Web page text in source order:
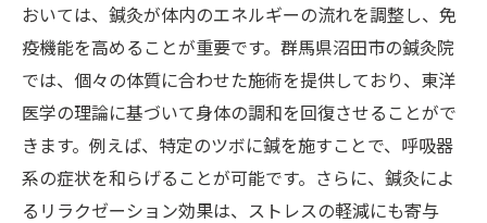
おいては、鍼灸が体内のエネルギーの流れを調整し、免
疫機能を高めることが重要です。群馬県沼田市の鍼灸院
では、個々の体質に合わせた施術を提供しており、東洋
医学の理論に基づいて身体の調和を回復させることがで
きます。例えば、特定のツボに鍼を施すことで、呼吸器
系の症状を和らげることが可能です。さらに、鍼灸によ
るリラクゼーション効果は、ストレスの軽減にも寄与